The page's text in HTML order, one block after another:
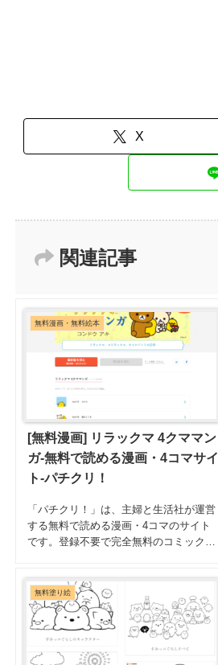
X
関連記事
無料漫画・無料絵本
[無料漫画] リラックマ 4クママン
ガ-無料で読める漫画・4コマサイ
ト-パチクリ！
「パチクリ！」は、主婦と生活社が運営
する無料で読める漫画・4コマのサイト
です。登録不要で完全無料のコミックサ
4コマ漫画「リラックマ4クママンガ～リ
ラックマ、コリラックマ...
無料塗り絵